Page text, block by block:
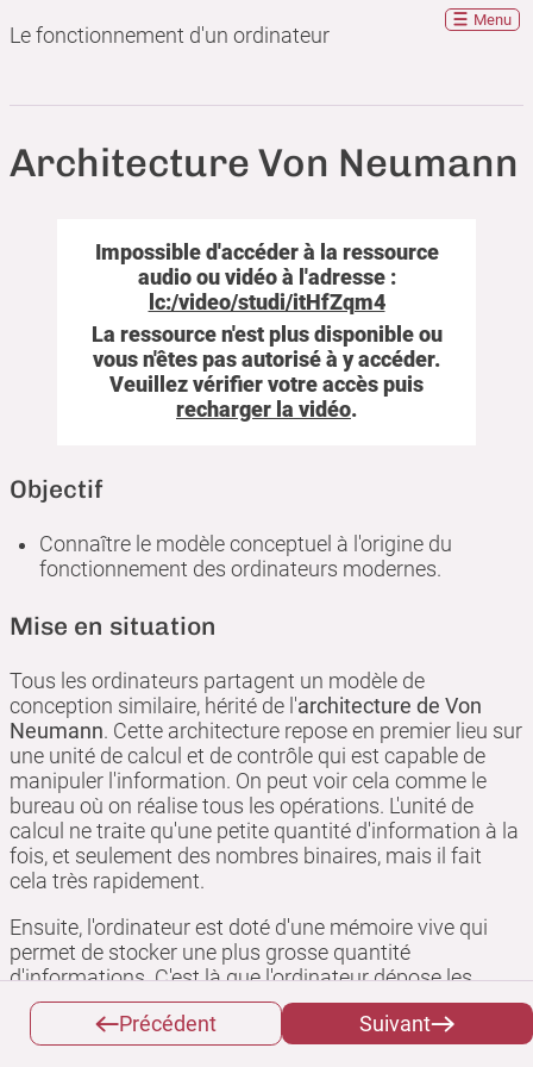
Le fonctionnement d'un ordinateur
Menu
Architecture Von Neumann
Impossible d'accéder à la ressource
audio ou vidéo à l'adresse :
lc:/video/studi/itHfZqm4
La ressource n'est plus disponible ou
vous n'êtes pas autorisé à y accéder.
Veuillez vérifier votre accès puis
recharger la vidéo.
Objectif
Connaître le modèle conceptuel à l'origine du
fonctionnement des ordinateurs modernes.
Mise en situation
Tous les ordinateurs partagent un modèle de
conception similaire, hérité de l'architecture de Von
Neumann. Cette architecture repose en premier lieu sur
une unité de calcul et de contrôle qui est capable de
manipuler l'information. On peut voir cela comme le
bureau où on réalise tous les opérations. L'unité de
calcul ne traite qu'une petite quantité d'information à la
fois, et seulement des nombres binaires, mais il fait
cela très rapidement.
Ensuite, l'ordinateur est doté d'une mémoire vive qui
permet de stocker une plus grosse quantité
d'informations. C'est là que l'ordinateur dépose les
résultats des calculs une fois effectués et où il prend
les nouvelles données à traiter. On peut voir cela
comme une armoire avec des casiers où l'on range les
Précédent Suivant